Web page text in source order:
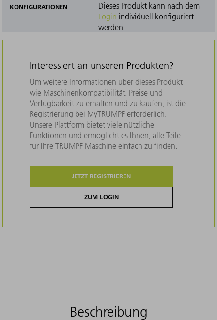
KONFIGURATIONEN
Dieses Produkt kann nach dem
Login individuell konfiguriert
werden.
Interessiert an unseren Produkten?
Um weitere Informationen über dieses Produkt
wie Maschinenkompatibilität, Preise und
Verfügbarkeit zu erhalten und zu kaufen, ist die
Registrierung bei MyTRUMPF erforderlich.
Unsere Plattform bietet viele nützliche
Funktionen und ermöglicht es Ihnen, alle Teile
für Ihre TRUMPF Maschine einfach zu finden.
JETZT REGISTRIEREN
ZUM LOGIN
Beschreibung